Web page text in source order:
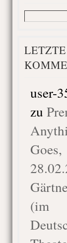
LETZTE
user-
zu
Goes,
(im